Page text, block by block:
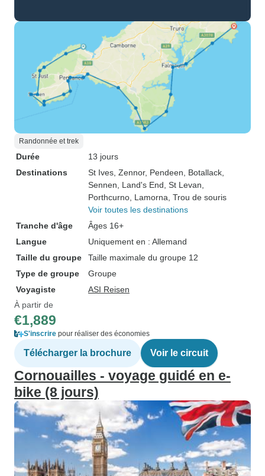
Randonnée et trek
Durée
13 jours
Destinations
St Ives , Zennor, Pendeen , Botallack
Sennen , Land's End , St Levan
Porthcurno , Lamorna , Trou de souris
Voir toutes les destinations
Tranche d'âge
Âges 16+
Langue
Uniquement en : Allemand
Taille du groupe
Taille maximale du groupe 12
Type de groupe
Groupe
Voyagiste
ASI Reisen
À partir de
€1,889
S'inscrire pour réaliser des économies
Télécharger la brochure Voir le circuit
Cornouailles - voyage guidé en e-
bike (8 jours)